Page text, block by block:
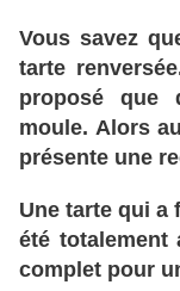
Vous savez
tarte
proposé que
moule. Alors
présente une
Une tarte qui a
été totalement
complet pour